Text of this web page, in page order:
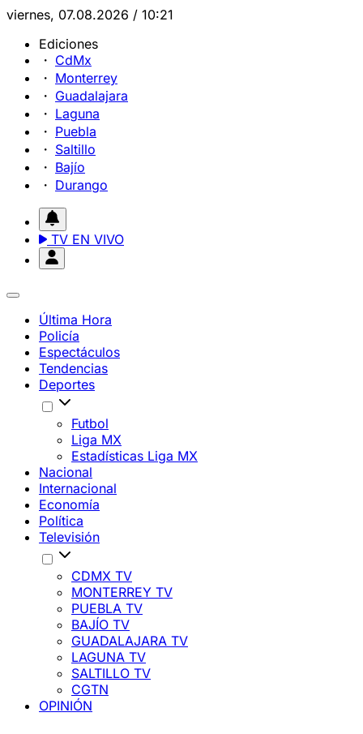
viernes, 07.08.2026 / 10:21
Ediciones
CdMx
Monterrey
Guadalajara
Laguna
Puebla
Saltillo
Bajío
Durango
TV EN VIVO
Última Hora
Policía
Espectáculos
Tendencias
Deportes
Futbol
Liga MX
Estadísticas Liga MX
Nacional
Internacional
Economía
Política
Televisión
CDMX TV
MONTERREY TV
PUEBLA TV
BAJÍO TV
GUADALAJARA TV
LAGUNA TV
SALTILLO TV
CGTN
OPINIÓN